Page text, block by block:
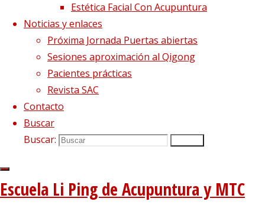
Estética Facial Con Acupuntura
Noticias y enlaces
Próxima Jornada Puertas abiertas
Sesiones aproximación al Qigong
Pacientes prácticas
Revista SAC
Contacto
Buscar
Buscar:
Escuela Li Ping de Acupuntura y MTC
Dietética, Nutrición y Medicina china22 febrero, 2023
La decepción no mata, enseña
El viento precede a todas las enfermedades de origen
externo7 agosto, 2020
Tipología del elemento Metal
Escuela de acupuntura y medicina tradicional china
–
Aviso Legal|
Volver arriba